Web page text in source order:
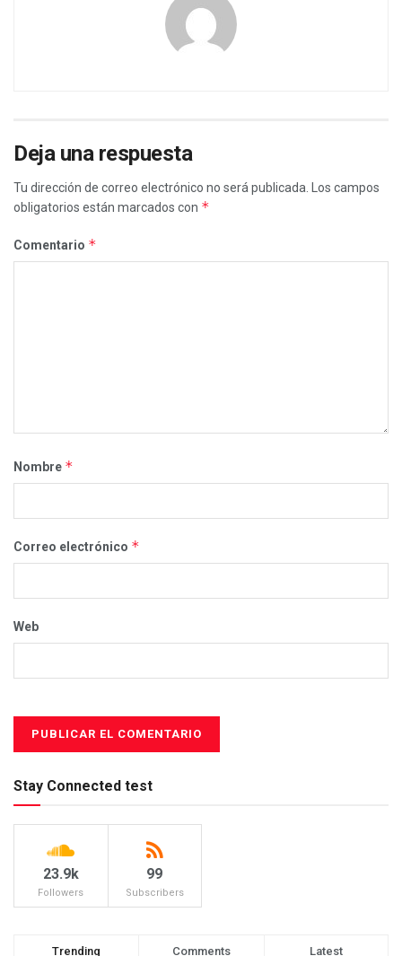
Deja una respuesta
Tu dirección de correo electrónico no será publicada.
Los campos
obligatorios están marcados con *
Comentario *
Nombre *
Correo electrónico *
Web
Stay Connected test
23.9k
Followers
99
Subscribers
Trending Comments Latest